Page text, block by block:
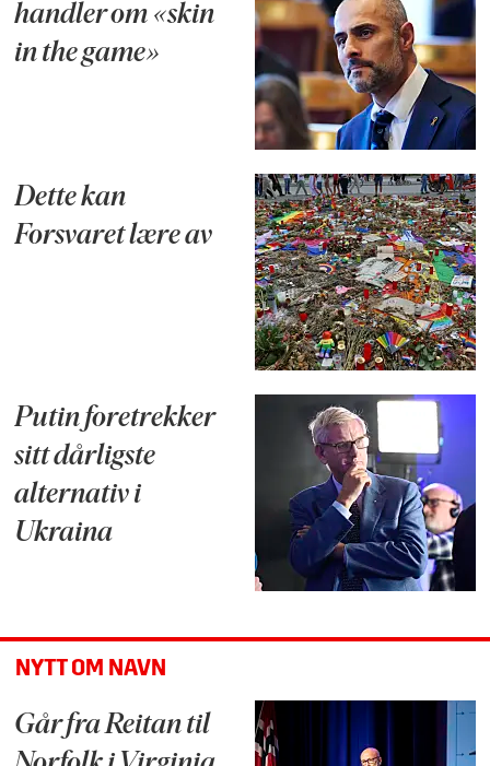
handler om «skin
in the game»
Dette kan
Forsvaret lære av
Putin foretrekker
sitt dårligste
alternativ i
Ukraina
NYTT OM NAVN
Går fra Reitan til